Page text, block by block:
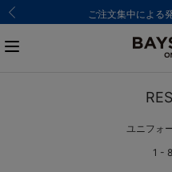
ご注文集中による
ユニフォ
1 -